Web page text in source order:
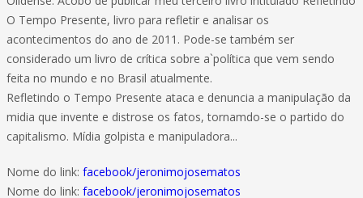
O Tempo Presente, livro para refletir e analisar os
acontecimentos do ano de 2011. Pode-se também ser
considerado um livro de crítica sobre a`política que vem sendo
feita no mundo e no Brasil atualmente.
Refletindo o Tempo Presente ataca e denuncia a manipulação da
midia que invente e distrose os fatos, tornamdo-se o partido do
capitalismo. Mídia golpista e manipuladora...
Nome do link: facebook/jeronimojosematos
Nome do link: facebook/jeronimojosematos